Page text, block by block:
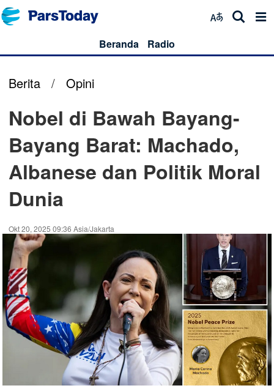
Beranda Radio
Berita / Opini
Nobel di Bawah Bayang-
Bayang Barat: Machado,
Albanese dan Politik Moral
Dunia
Okt 20, 2025 09:36 Asia/Jakarta